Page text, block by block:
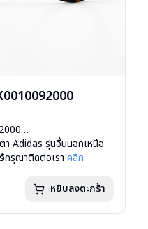
า Adidas รุ่นอื่นนอกเหนือ
กรุณาติดต่อเรา คลิก
หยิบลงตะกร้า